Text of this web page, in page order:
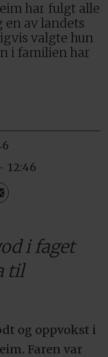
har fulgt alle
en av landets
valgte hun
i familien har
12:46
i faget
til
og oppvokst i
Faren var